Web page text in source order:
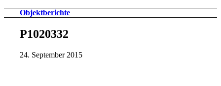
Objektberichte
P1020332
24. September 2015